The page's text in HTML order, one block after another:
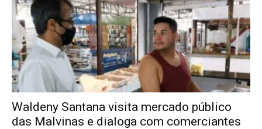
Waldeny Santana visita mercado público
das Malvinas e dialoga com comerciantes